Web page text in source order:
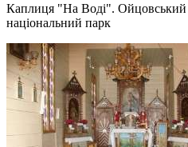
Каплиця "На Воді". Ойцовський
національний парк